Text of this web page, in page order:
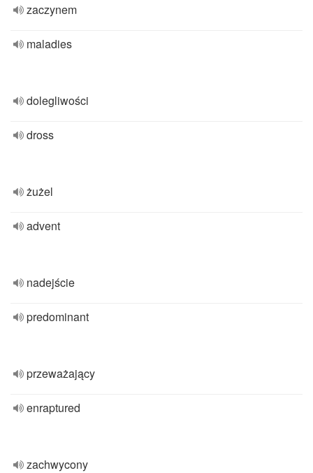
zaczynem
maladies
dolegliwości
dross
żużel
advent
nadejście
predominant
przeważający
enraptured
zachwycony